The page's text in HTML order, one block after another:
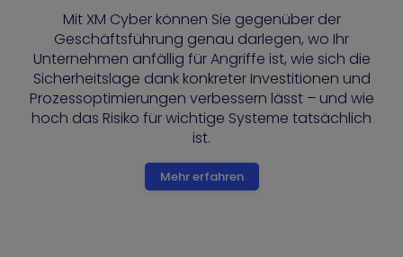
Mit XM Cyber können Sie gegenüber der
Geschäftsführung genau darlegen, wo Ihr
Unternehmen anfällig für Angriffe ist, wie sich die
Sicherheitslage dank konkreter Investitionen und
Prozessoptimierungen verbessern lässt – und wie
hoch das Risiko für wichtige Systeme tatsächlich
ist.
Mehr erfahren